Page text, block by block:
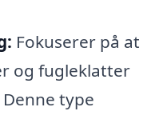
Fokuserer på at
og fugleklatter
type